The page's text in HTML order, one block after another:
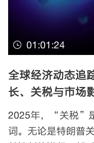
01:01:24
全球经济动态追
长、关税与市场
2025年，“关税”
词。无论是特朗普